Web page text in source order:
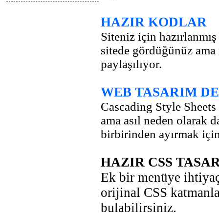
HAZIR KODLAR
Siteniz için
sitede gördüğünüz ama
paylaşılıyor.
WEB TASARIM
Cascading Style
ama asıl neden olarak
birbirinden ayırmak
HAZIR CSS
Ek bir menüye
orijinal CSS
bulabilirsiniz.